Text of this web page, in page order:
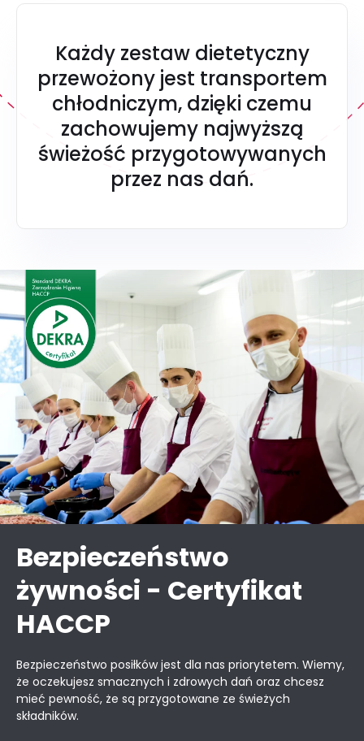
Każdy zestaw dietetyczny
przewożony jest transportem
chłodniczym, dzięki czemu
zachowujemy najwyższą
świeżość przygotowywanych
przez nas dań.
Bezpieczeństwo
żywności - Certyfikat
HACCP
Bezpieczeństwo posiłków jest dla nas priorytetem. Wiemy,
że oczekujesz smacznych i zdrowych dań oraz chcesz
mieć pewność, że są przygotowane ze świeżych
składników.